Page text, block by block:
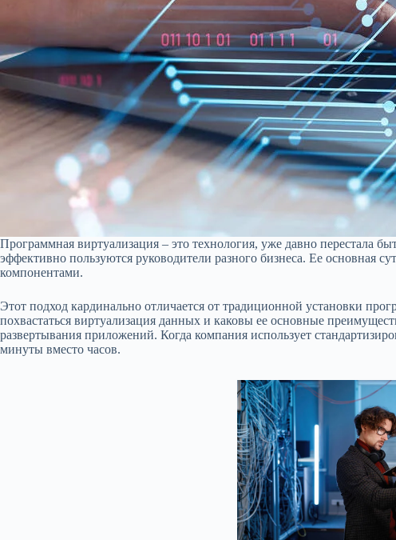
Программная виртуализация – это технология, уже давно перестала
эффективно пользуются руководители разного бизнеса. Ее основная
компонентами.
Этот подход кардинально отличается от традиционной установки
похвастаться виртуализация данных и каковы ее основные
развертывания приложений. Когда компания использует
минуты вместо часов.